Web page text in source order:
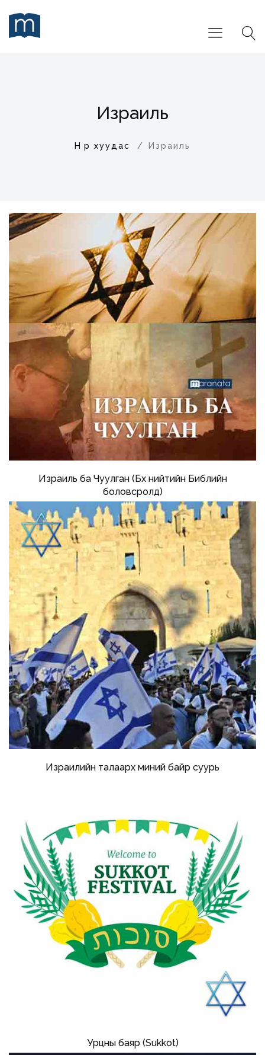
Израиль
Нүүр хуудас Израиль
Израиль ба Чуулган (Бүх нийтийн Библийн
боловсролд)
Израилийн талаарх миний байр суурь
Урцны баяр (Sukkot)